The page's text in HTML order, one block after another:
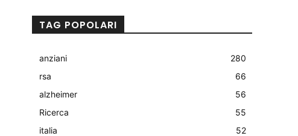
TAG POPOLARI
anziani
280
rsa
66
alzheimer
56
Ricerca
55
italia
52